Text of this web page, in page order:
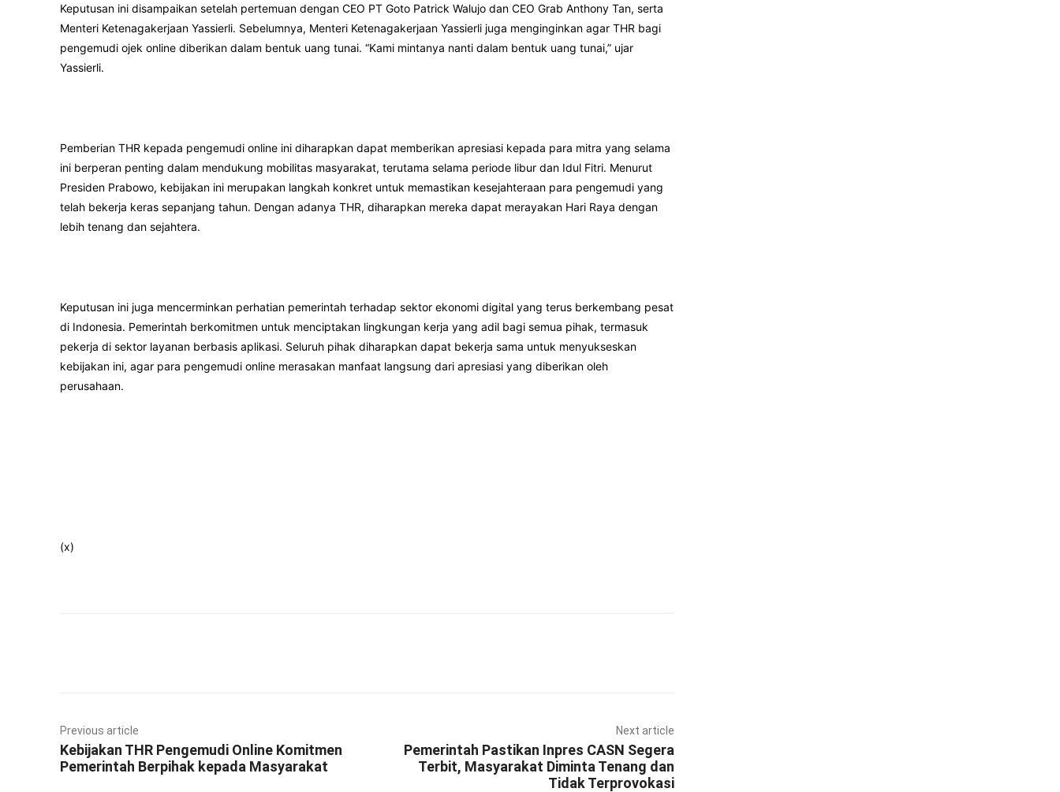
Keputusan ini disampaikan setelah pertemuan dengan CEO PT Goto Patrick Walujo dan CEO Grab Anthony Tan, serta
Menteri Ketenagakerjaan Yassierli. Sebelumnya, Menteri Ketenagakerjaan Yassierli juga menginginkan agar THR bagi
pengemudi ojek online diberikan dalam bentuk uang tunai. “Kami mintanya nanti dalam bentuk uang tunai,” ujar
Yassierli.
Pemberian THR kepada pengemudi online ini diharapkan dapat memberikan apresiasi kepada para mitra yang selama
ini berperan penting dalam mendukung mobilitas masyarakat, terutama selama periode libur dan Idul Fitri. Menurut
Presiden Prabowo, kebijakan ini merupakan langkah konkret untuk memastikan kesejahteraan para pengemudi yang
telah bekerja keras sepanjang tahun. Dengan adanya THR, diharapkan mereka dapat merayakan Hari Raya dengan
lebih tenang dan sejahtera.
Keputusan ini juga mencerminkan perhatian pemerintah terhadap sektor ekonomi digital yang terus berkembang pesat
di Indonesia. Pemerintah berkomitmen untuk menciptakan lingkungan kerja yang adil bagi semua pihak, termasuk
pekerja di sektor layanan berbasis aplikasi. Seluruh pihak diharapkan dapat bekerja sama untuk menyukseskan
kebijakan ini, agar para pengemudi online merasakan manfaat langsung dari apresiasi yang diberikan oleh
perusahaan.
(x)
Previous article
Kebijakan THR Pengemudi Online Komitmen
Pemerintah Berpihak kepada Masyarakat
Next article
Pemerintah Pastikan Inpres CASN Segera
Terbit, Masyarakat Diminta Tenang dan
Tidak Terprovokasi